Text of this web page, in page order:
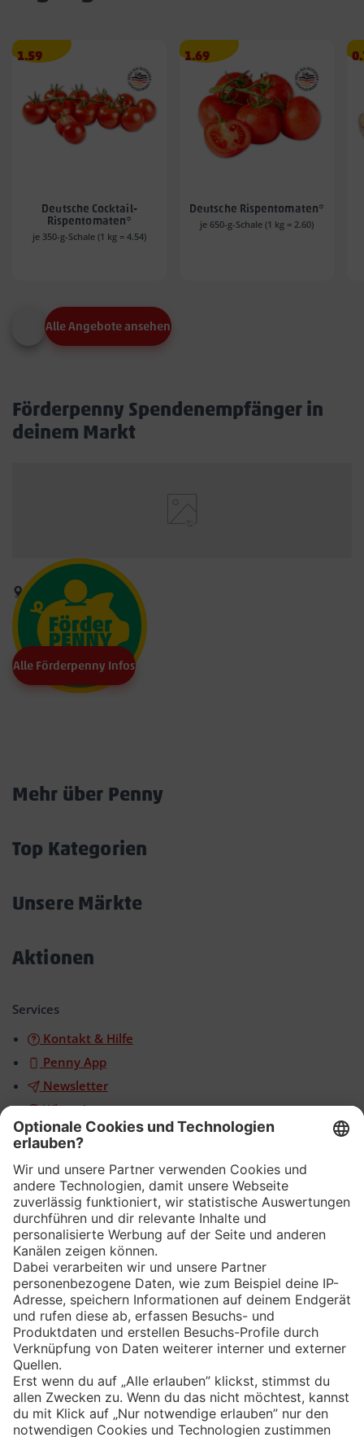
Angebotspreis
1.59
1.59
Deutsche Cocktail-
Rispentomaten*
je 350-g-Schale (1 kg = 4.54)
Angebotspreis
1.69
1.69
Deutsche Rispentomaten*
je 650-g-Schale (1 kg = 2.60)
Alle Angebote ansehen
Förderpenny Spendenempfänger in
deinem Markt
Alle Förderpenny Infos
Mehr über Penny
Top Kategorien
Unsere Märkte
Aktionen
Services
Kontakt & Hilfe
Penny App
Newsletter
WhatsApp
App
Eishockey